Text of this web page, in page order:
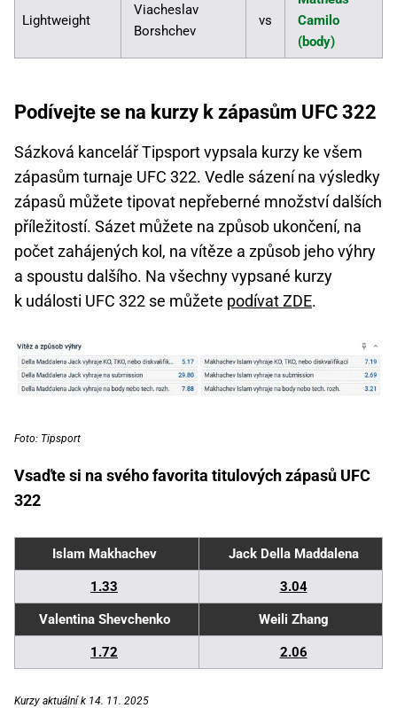
Lightweight
Viacheslav
Borshchev
vs
Camilo
(body)
Podívejte se na kurzy k zápasům UFC 322
Sázková kancelář Tipsport vypsala kurzy ke všem
zápasům turnaje UFC 322. Vedle sázení na výsledky
zápasů můžete tipovat nepřeberné množství dalších
příležitostí. Sázet můžete na způsob ukončení, na
počet zahájených kol, na vítěze a způsob jeho výhry
a spoustu dalšího. Na všechny vypsané kurzy
k události UFC 322 se můžete podívat ZDE.
Foto: Tipsport
Vsaďte si na svého favorita titulových zápasů UFC
322
Islam Makhachev Jack Della Maddalena
1.33 3.04
Valentina Shevchenko Weili Zhang
1.72 2.06
Kurzy aktuální k 14. 11. 2025